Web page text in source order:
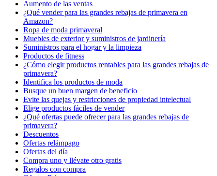
Aumento de las ventas
¿Qué vender para las grandes rebajas de primavera en
Amazon?
Ropa de moda primaveral
Muebles de exterior y suministros de jardinería
Suministros para el hogar y la limpieza
Productos de fitness
¿Cómo elegir productos rentables para las grandes rebajas de
primavera?
Identifica los productos de moda
Busque un buen margen de beneficio
Evite las quejas y restricciones de propiedad intelectual
Elige productos fáciles de vender
¿Qué ofertas puede ofrecer para las grandes rebajas de
primavera?
Descuentos
Ofertas relámpago
Ofertas del día
Compra uno y llévate otro gratis
Regalos con compra